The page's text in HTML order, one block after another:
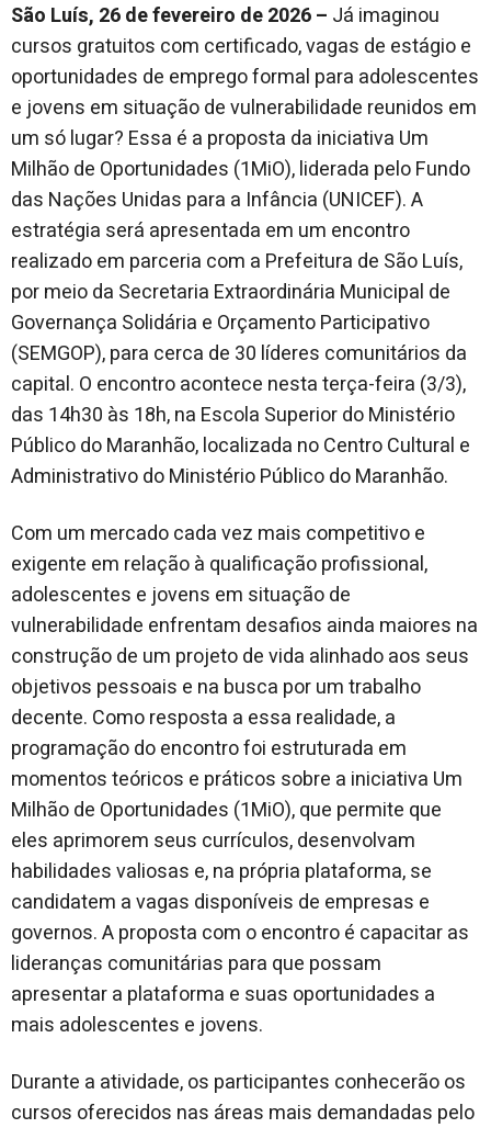
São Luís, 26 de fevereiro de 2026 – Já imaginou
cursos gratuitos com certificado, vagas de estágio e
oportunidades de emprego formal para adolescentes
e jovens em situação de vulnerabilidade reunidos em
um só lugar? Essa é a proposta da iniciativa Um
Milhão de Oportunidades (1MiO), liderada pelo Fundo
das Nações Unidas para a Infância (UNICEF). A
estratégia será apresentada em um encontro
realizado em parceria com a Prefeitura de São Luís,
por meio da Secretaria Extraordinária Municipal de
Governança Solidária e Orçamento Participativo
(SEMGOP), para cerca de 30 líderes comunitários da
capital. O encontro acontece nesta terça-feira (3/3),
das 14h30 às 18h, na Escola Superior do Ministério
Público do Maranhão, localizada no Centro Cultural e
Administrativo do Ministério Público do Maranhão.
Com um mercado cada vez mais competitivo e
exigente em relação à qualificação profissional,
adolescentes e jovens em situação de
vulnerabilidade enfrentam desafios ainda maiores na
construção de um projeto de vida alinhado aos seus
objetivos pessoais e na busca por um trabalho
decente. Como resposta a essa realidade, a
programação do encontro foi estruturada em
momentos teóricos e práticos sobre a iniciativa Um
Milhão de Oportunidades (1MiO), que permite que
eles aprimorem seus currículos, desenvolvam
habilidades valiosas e, na própria plataforma, se
candidatem a vagas disponíveis de empresas e
governos. A proposta com o encontro é capacitar as
lideranças comunitárias para que possam
apresentar a plataforma e suas oportunidades a
mais adolescentes e jovens.
Durante a atividade, os participantes conhecerão os
cursos oferecidos nas áreas mais demandadas pelo